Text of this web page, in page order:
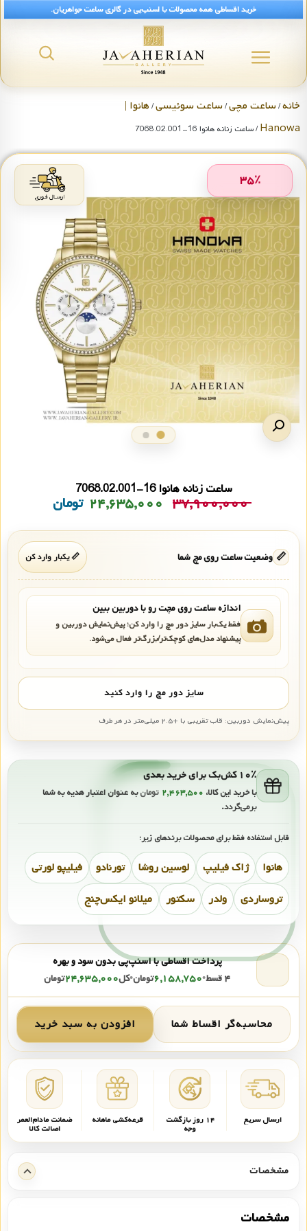
خرید اقساطی همه محصولات با اسنپ‌پی در گالری ساعت جواهریان.
خانه/ساعت مچی/ساعت سوئیسی/ هانوا |
Hanowa/ ساعت زنانه هانوا 16-7068.02.001
۳۵٪
ساعت زنانه هانوا 16-7068.02.001
۳۷,۹۰۰,۰۰۰ ۲۴,۶۳۵,۰۰۰ تومان
📏 وضعیت ساعت روی مچ شما 📏 یکبار وارد کن
اندازه ساعت روی مچت رو با دوربین ببین
فقط یک‌بار سایز دور مچ را وارد کن؛ پیش‌نمایش دوربین و
پیشنهاد مدل‌های کوچک‌تر/بزرگ‌تر فعال می‌شود.
سایز دور مچ را وارد کنید
پیش‌نمایش دوربین: قاب تقریبی با +۲.۵ میلی‌متر در هر طرف
۱۰٪ کش‌بک برای خرید بعدی
با خرید این کالا، ۲,۴۶۳,۵۰۰ تومانبه عنوان اعتبار هدیه به شما
برمی‌گردد.
قابل استفاده فقط برای محصولات برندهای زیر:
هانوا ژاک فیلیپ لوسین روشا تورنادو
فیلیپو لورتی
تروساردی
ولدر سکتور میلانو ایکس‌چنج
پرداخت اقساطی با اسنپ‌پی بدون سود و بهره
۴ قسط
•۶,۱۵۸,۷۵۰تومان•کل۲۴,۶۳۵,۰۰۰تومان
محاسبه‌گر اقساط شما افزودن به سبد خرید
ارسال سریع ۱۴ روز بازگشت
وجه
قرعه‌کشی ماهانه ضمانت مادام‌العمر
اصالت کالا
مشخصات
مشخصات